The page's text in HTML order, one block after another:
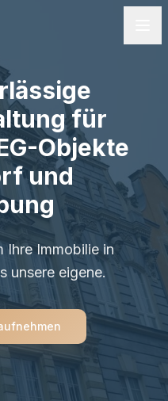
für
Objekte
und
Ihre Immobilie in
unsere eigene.